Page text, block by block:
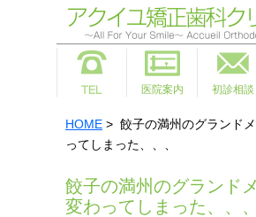
医院案内 初診相談
HOME > 餃子の満州のグランド
ってしまった、、、
餃子の満州のグランド
変わってしまった、、、